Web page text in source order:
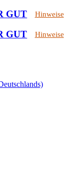
GUT Hinweise
GUT Hinweise